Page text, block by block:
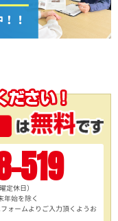
519
定休日）
年始を除く
フォームよりご入力頂くようお